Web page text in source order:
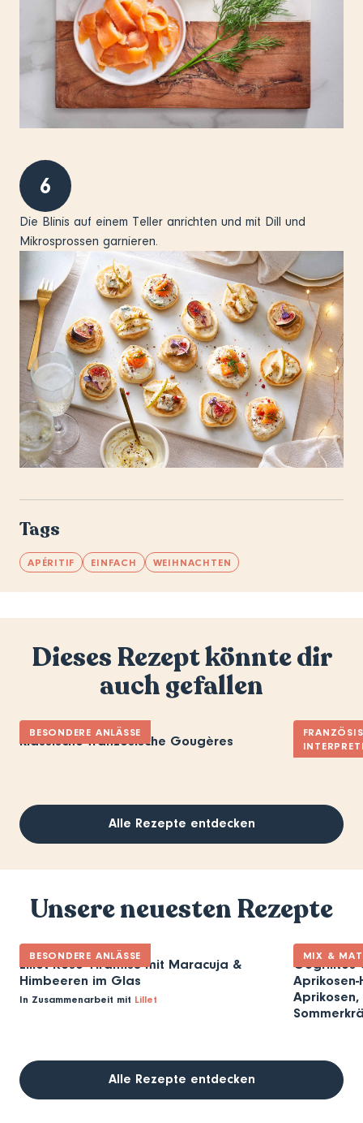
6
Die Blinis auf einem Teller anrichten und mit Dill und
Mikrosprossen garnieren.
Tags
APÉRITIF EINFACH WEIHNACHTEN
Dieses Rezept könnte dir
auch gefallen
BESONDERE ANLÄSSE
Klassische französische Gougères Muffins à
Alle Rezepte entdecken
Unsere neuesten Rezepte
BESONDERE ANLÄSSE
Lillet Rosé Tiramisu mit Maracuja &
Himbeeren im Glas
In Zusammenarbeit mit Lillet
MIX &
Gegrilltes
Aprikosen,
Alle Rezepte entdecken